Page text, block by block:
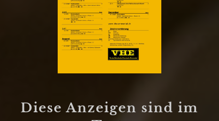
Diese Anzeigen sind im